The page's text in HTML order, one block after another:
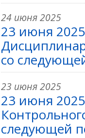
24 июня 2025
23 июня 2025
со
23 июня 2025
23 июня 2025
следующей